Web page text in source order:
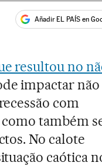
Añadir EL PAÍS en
resultou no
impactar não
com
também
No calote
caótica